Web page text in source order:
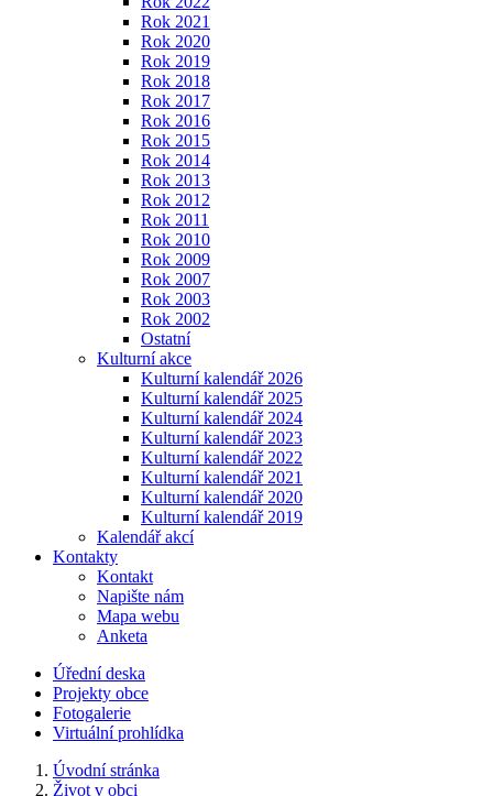
Rok 2021
Rok 2020
Rok 2019
Rok 2018
Rok 2017
Rok 2016
Rok 2015
Rok 2014
Rok 2013
Rok 2012
Rok 2011
Rok 2010
Rok 2009
Rok 2007
Rok 2003
Rok 2002
Ostatní
Kulturní akce
Kulturní kalendář 2026
Kulturní kalendář 2025
Kulturní kalendář 2024
Kulturní kalendář 2023
Kulturní kalendář 2022
Kulturní kalendář 2021
Kulturní kalendář 2020
Kulturní kalendář 2019
Kalendář akcí
Kontakty
Kontakt
Napište nám
Mapa webu
Anketa
Úřední deska
Projekty obce
Fotogalerie
Virtuální prohlídka
Úvodní stránka
Život v obci